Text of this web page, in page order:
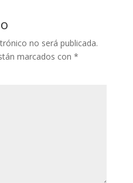
no será publicada.
marcados con *